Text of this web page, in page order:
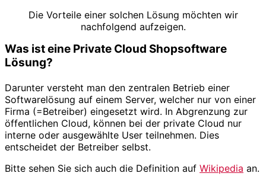
Die Vorteile einer solchen Lösung möchten wir
nachfolgend aufzeigen.
Was ist eine Private Cloud Shopsoftware
Lösung?
Darunter versteht man den zentralen Betrieb einer
Softwarelösung auf einem Server, welcher nur von einer
Firma (=Betreiber) eingesetzt wird. In Abgrenzung zur
öffentlichen Cloud, können bei der private Cloud nur
interne oder ausgewählte User teilnehmen. Dies
entscheidet der Betreiber selbst.
Bitte sehen Sie sich auch die Definition auf Wikipedia an.